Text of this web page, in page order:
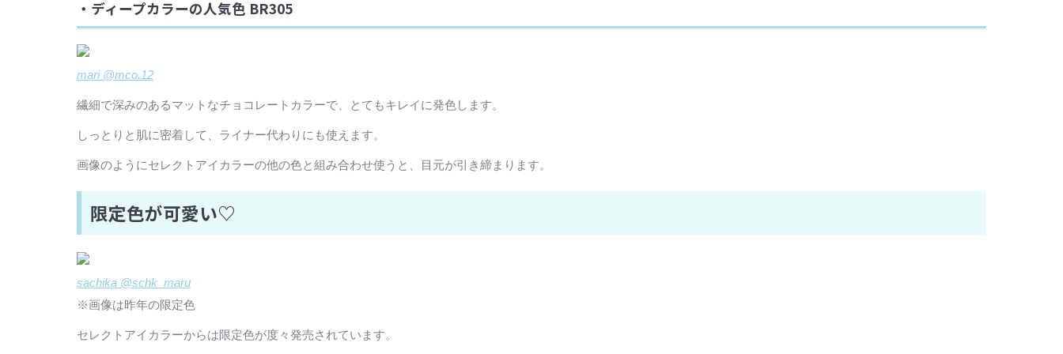
・ディープカラーの人気色 BR305
mari @mco.12
繊細で深みのあるマットなチョコレートカラーで、とてもキレイに発色します。
しっとりと肌に密着して、ライナー代わりにも使えます。
画像のようにセレクトアイカラーの他の色と組み合わせ使うと、目元が引き締まります。
限定色が可愛い♡
sachika @schk_maru
※画像は昨年の限定色
セレクトアイカラーからは限定色が度々発売されています。